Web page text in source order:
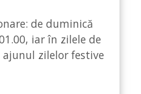
de duminică
iar în zilele de
zilelor festive